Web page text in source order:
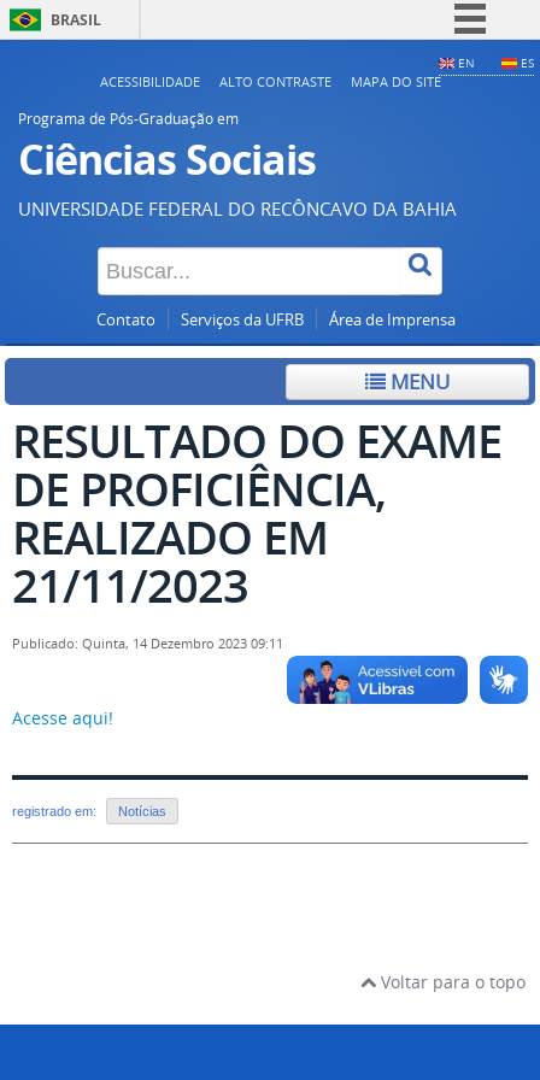
BRASIL
Acesso à informação
Legislação
Canais
EN ES
ACESSIBILIDADE ALTO CONTRASTE MAPA DO SITE
Programa de Pós-Graduação em
Ciências Sociais
UNIVERSIDADE FEDERAL DO RECÔNCAVO DA BAHIA
Contato Serviços da UFRB Área de Imprensa
MENU
RESULTADO DO EXAME
DE PROFICIÊNCIA,
REALIZADO EM
21/11/2023
Publicado: Quinta, 14 Dezembro 2023 09:11
Acesse aqui!
registrado em: Notícias
Voltar para o topo